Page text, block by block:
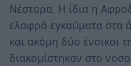
Νέστορα. Η ίδια η
ελαφρά εγκαύματα στα
και ακόμη δύο ένοικοι
διακομίστηκαν στο